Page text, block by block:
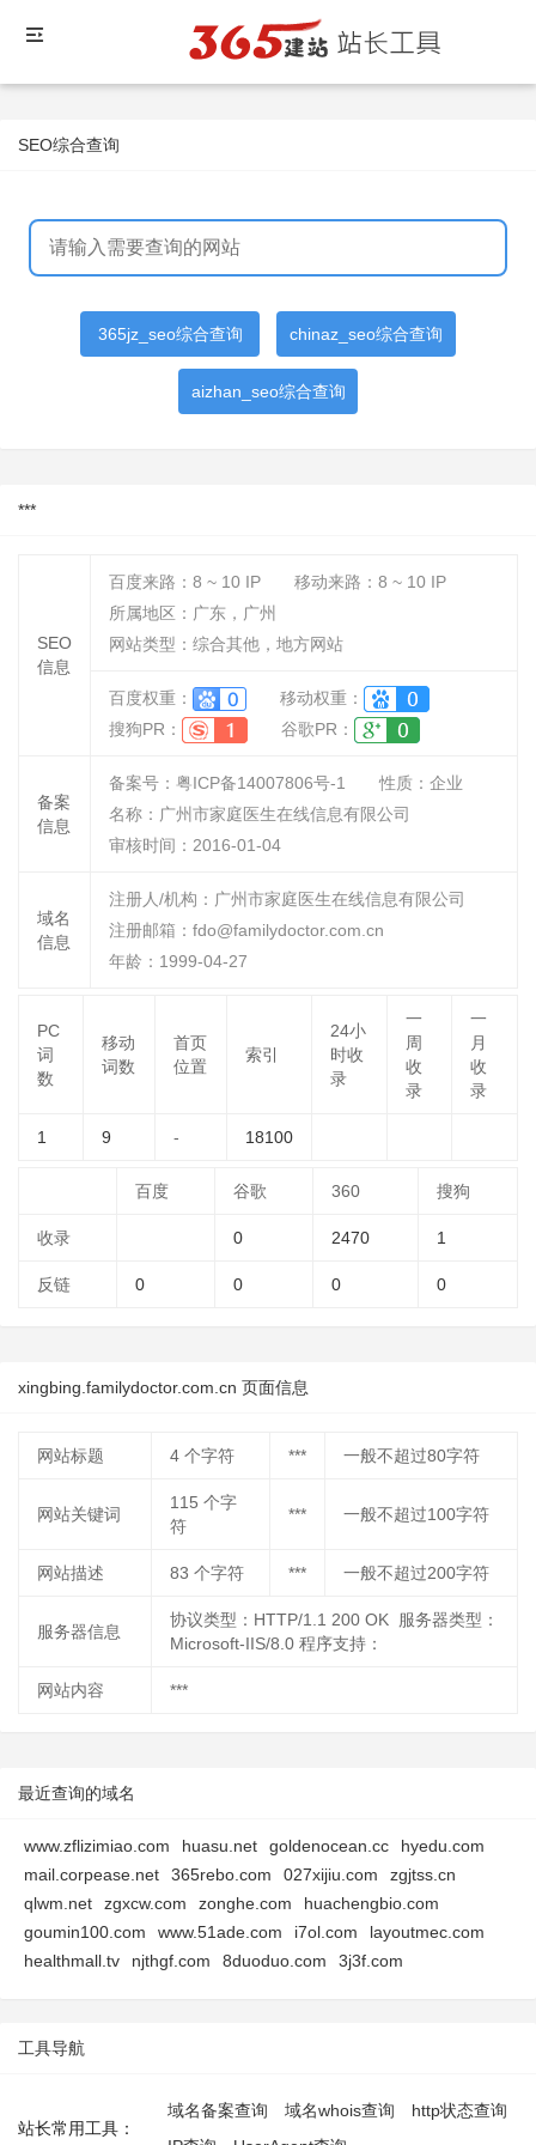
SEO综合查询
365jz_seo综合查询 chinaz_seo综合查询
aizhan_seo综合查询
***
SEO
信息
百度来路： 8 ~ 10 IP 移动来路： 8 ~ 10 IP
所属地区：广东，广州
网站类型：综合其他，地方网站
百度权重：
移动权重：
搜狗PR：
谷歌PR：
备案
信息
备案号：粤ICP备14007806号-1 性质： 企业
名称： 广州市家庭医生在线信息有限公司
审核时间： 2016-01-04
域名
信息
注册人/机构：广州市家庭医生在线信息有限公司
注册邮箱：fdo@familydoctor.com.cn
年龄：1999-04-27
PC
词
数
移动
词数
首页
位置
索引
24小
时收
录
一
周
收
录
一
月
收
录
1 9 - 18100
百度 谷歌 360 搜狗
收录 0 2470 1
反链 0 0 0 0
xingbing.familydoctor.com.cn 页面信息
网站标题 4 个字符 *** 一般不超过80字符
网站关键词
115 个字
符
*** 一般不超过100字符
网站描述 83 个字符 *** 一般不超过200字符
服务器信息
协议类型：HTTP/1.1 200 OK 服务器类型：
Microsoft-IIS/8.0 程序支持：
网站内容 ***
最近查询的域名
www.zflizimiao.com huasu.net goldenocean.cc
hyedu.com
mail.corpease.net
365rebo.com 027xijiu.com
zgjtss.cn
qlwm.net
zgxcw.com zonghe.com
huachengbio.com
goumin100.com
www.51ade.com i7ol.com
layoutmec.com
healthmall.tv
njthgf.com 8duoduo.com 3j3f.com
工具导航
站长常用工具：
域名备案查询 域名whois查询
http状态查询